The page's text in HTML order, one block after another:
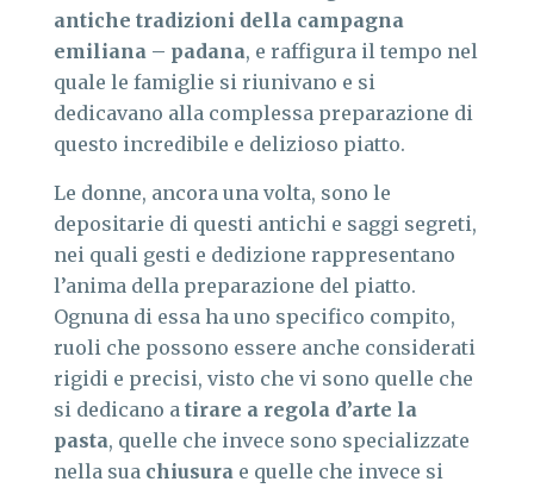
antiche tradizioni della campagna
emiliana – padana, e raffigura il tempo nel
quale le famiglie si riunivano e si
dedicavano alla complessa preparazione di
questo incredibile e delizioso piatto.
Le donne, ancora una volta, sono le
depositarie di questi antichi e saggi segreti,
nei quali gesti e dedizione rappresentano
l’anima della preparazione del piatto.
Ognuna di essa ha uno specifico compito,
ruoli che possono essere anche considerati
rigidi e precisi, visto che vi sono quelle che
si dedicano a tirare a regola d’arte la
pasta, quelle che invece sono specializzate
nella sua chiusura e quelle che invece si